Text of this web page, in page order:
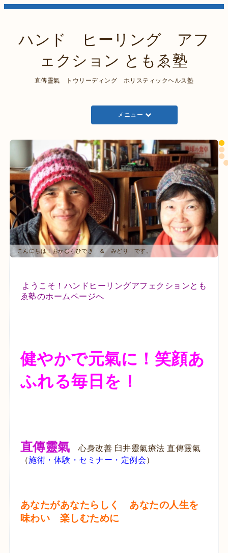
ハンド ヒーリング アフ
ェクション ともゑ塾
直傳靈氣 トウリーディング ホリスティックヘルス塾
メニュー
こんにちは！おかむらひでき ＆ みどり です。
ようこそ！ハンドヒーリングアフェクションとも
ゑ塾のホームページへ
健やかで元氣に！笑顔あ
ふれる毎日を！
直傳靈氣 心身改善 臼井靈氣療法 直傳靈氣
（施術 ・ 体験 ・ セミナー ・ 定例会）
あなたがあなたらしく あなたの人生を
味わい 楽しむために